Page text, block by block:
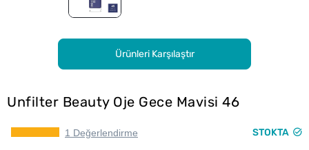
Ürünleri Karşılaştır
Unfilter Beauty Oje Gece Mavisi 46
1 Değerlendirme STOKTA